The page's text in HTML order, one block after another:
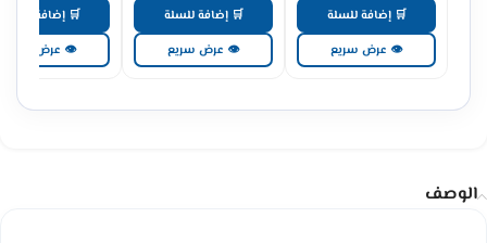
🛒 إضافة للسلة
👁 عرض سريع
🛒 إضافة للسلة
👁 عرض سريع
🛒 إضافة للسلة
👁 عرض سريع
الوصف